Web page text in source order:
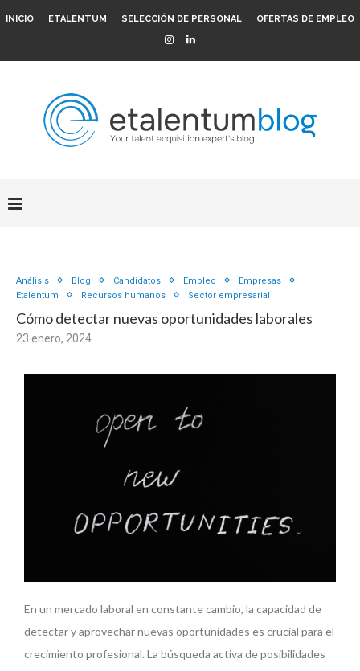
INICIO ETALENTUM SELECCIÓN DE PERSONAL OFERTAS DE EMPLEO
Análisis Blog Candidatos Empleo
Empresas
Etalentum
Recursos humanos Sector empresarial
Cómo detectar nuevas oportunidades laborales
23 enero, 2024
En un mercado laboral en constante cambio, la capacidad de
detectar y aprovechar nuevas oportunidades es crucial para el
crecimiento profesional. La búsqueda activa de posibilidades